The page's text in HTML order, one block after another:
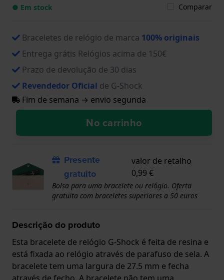
● Em stock Comparar
Braceletes de relógio de marca 100% originais
Entrega grátis Relógios acima de 150€
Prazo de devolução de 30 dias
Revendedor Oficial de G-Shock
Fim de semana → envio segunda
No carrinho
Presente
gratuito
valor de retalho
0,99 €
Bolsa para uma bracelete ou relógio. Oferta
gratuita com braceletes superiores a 50 euros
Descrição do produto
Esta bracelete de relógio G-Shock é feita de resina e
está fixada ao relógio através de parafuso de sela. A
bracelete tem uma largura de 27.5 mm e fecha